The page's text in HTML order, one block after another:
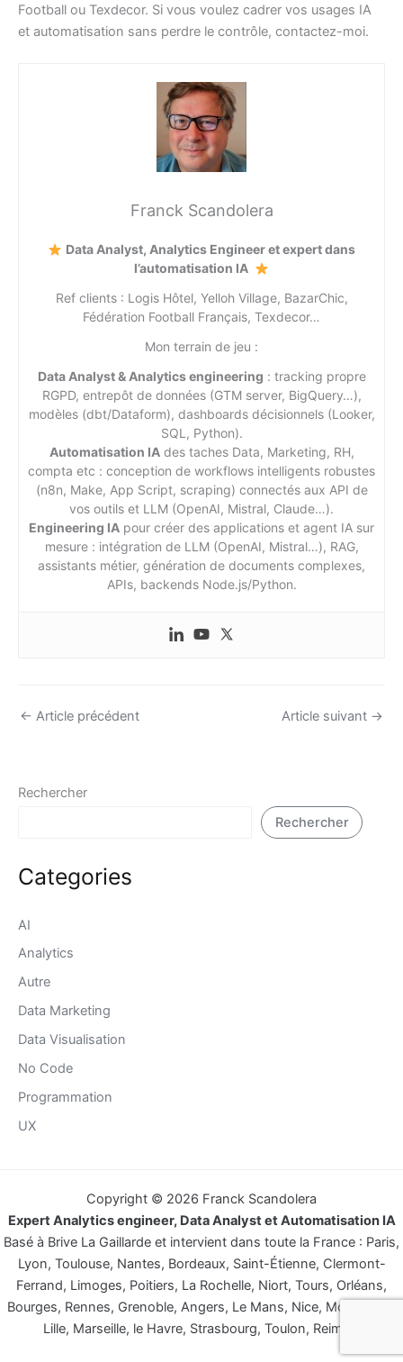
Football ou Texdecor. Si vous voulez cadrer vos usages IA
et automatisation sans perdre le contrôle, contactez-moi.
Franck Scandolera
Data Analyst, Analytics Engineer et expert dans
l’automatisation IA
Ref clients : Logis Hôtel, Yelloh Village, BazarChic,
Fédération Football Français, Texdecor…
Mon terrain de jeu :
Data Analyst & Analytics engineering : tracking propre
RGPD, entrepôt de données (GTM server, BigQuery…),
modèles (dbt/Dataform), dashboards décisionnels (Looker,
SQL, Python).
Automatisation IAdes taches Data, Marketing, RH,
compta etc : conception de workflows intelligents robustes
(n8n, Make, App Script, scraping) connectés aux API de
vos outils et LLM (OpenAI, Mistral, Claude…).
Engineering IA pour créer des applications et agent IA sur
mesure : intégration de LLM (OpenAI, Mistral…), RAG,
assistants métier, génération de documents complexes,
APIs, backends Node.js/Python.
← Article précédent Article suivant →
Rechercher
Rechercher
Categories
AI
Analytics
Autre
Data Marketing
Data Visualisation
No Code
Programmation
UX
Copyright © 2026 Franck Scandolera
Expert Analytics engineer, Data Analyst et Automatisation IA
Basé à Brive La Gaillarde et intervient dans toute la France : Paris,
Lyon, Toulouse, Nantes, Bordeaux, Saint-Étienne, Clermont-
Ferrand, Limoges, Poitiers, La Rochelle, Niort, Tours, Orléans,
Bourges, Rennes, Grenoble, Angers, Le Mans, Nice, Montpellier,
Lille, Marseille, le Havre, Strasbourg, Toulon, Reims…